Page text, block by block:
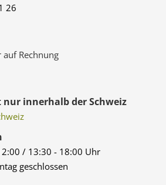
26
auf Rechnung
nur innerhalb der Schweiz
/ 13:30 - 18:00 Uhr
geschlossen